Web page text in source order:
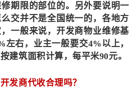
期限的部位的。 另外要说明一
交并不是全国统一的，各地方
一般来说，开发商物业维修基
左右，业主一般要交4%以上，
建筑面积计算，每平米90元。
发商代收合理吗？